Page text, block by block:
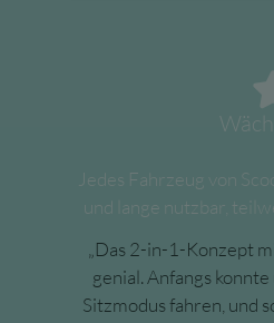
Jedes Fahrzeug von
und lange nutzbar,
„ Das 2-in-1-Konzept
genial. Anfangs
Sitzmodus fahren, und